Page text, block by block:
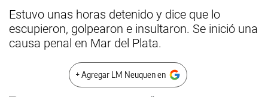
Estuvo unas horas detenido y dice que lo
escupieron, golpearon e insultaron. Se inició una
causa penal en Mar del Plata.
+ Agregar LM Neuquen en